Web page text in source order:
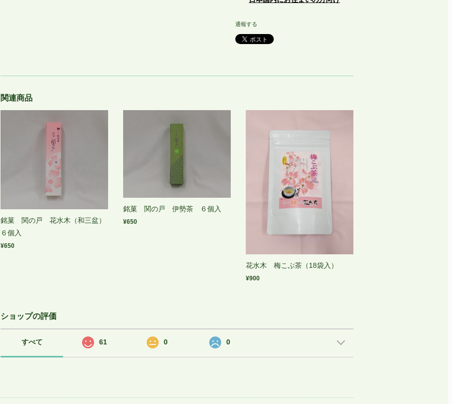
通報する
関連商品
銘菓 関の戸 花水木（和三盆）
６個入
¥650
銘菓 関の戸 伊勢茶 ６個入
¥650
花水木 梅こぶ茶（18袋入）
¥900
ショップの評価
すべて 61 0 0